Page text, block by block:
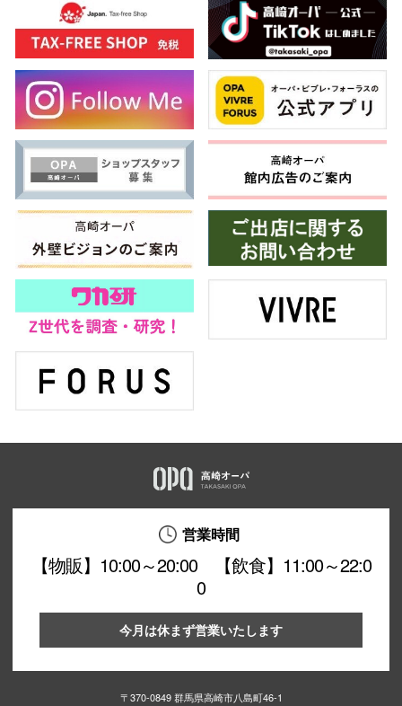
営業時間
【物販】10:00～20:00 【飲食】11:00～22:0
0
今月は休まず営業いたします
〒370-0849 群馬県高崎市八島町46-1